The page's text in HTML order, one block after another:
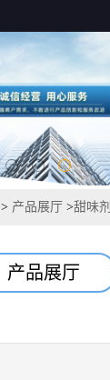
> 产品展厅 >甜味剂
产品展厅